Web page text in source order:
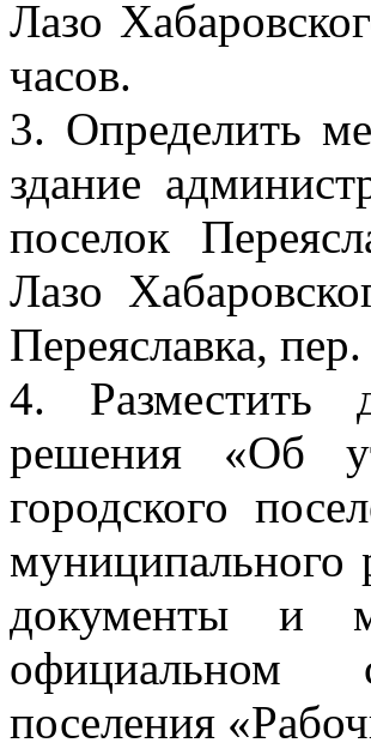
Лазо
часов.
3. Определить
здание
поселок
Лазо
Переяславка,
4. Разместить
решения «Об
городского
муниципального
документы и
официальном
поселения